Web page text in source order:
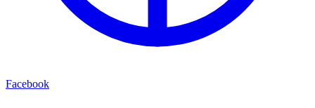
Facebook